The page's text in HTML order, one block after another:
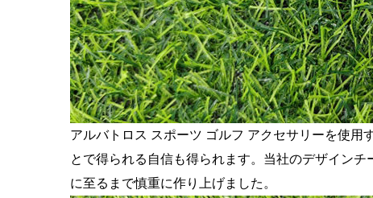
アルバトロス スポーツ ゴルフ アクセサリーを使
とで得られる自信も得られます。当社のデザイン
に至るまで慎重に作り上げました。